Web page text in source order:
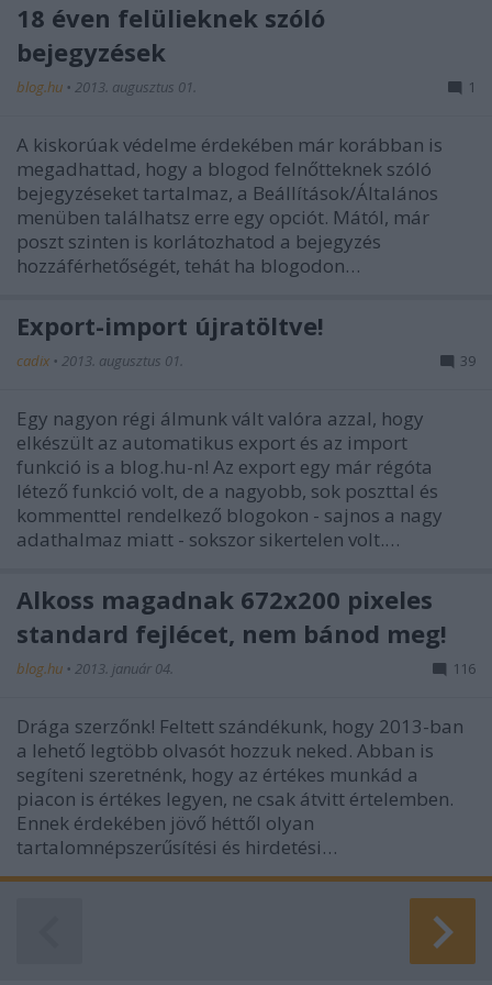
18 éven felülieknek szóló
bejegyzések
blog.hu • 2013. augusztus 01. 1
A kiskorúak védelme érdekében már korábban is
megadhattad, hogy a blogod felnőtteknek szóló
bejegyzéseket tartalmaz, a Beállítások/Általános
menüben találhatsz erre egy opciót. Mától, már
poszt szinten is korlátozhatod a bejegyzés
hozzáférhetőségét, tehát ha blogodon…
Export-import újratöltve!
cadix • 2013. augusztus 01. 39
Egy nagyon régi álmunk vált valóra azzal, hogy
elkészült az automatikus export és az import
funkció is a blog.hu-n! Az export egy már régóta
létező funkció volt, de a nagyobb, sok poszttal és
kommenttel rendelkező blogokon - sajnos a nagy
adathalmaz miatt - sokszor sikertelen volt.…
Alkoss magadnak 672x200 pixeles
standard fejlécet, nem bánod meg!
blog.hu • 2013. január 04. 116
Drága szerzőnk! Feltett szándékunk, hogy 2013-ban
a lehető legtöbb olvasót hozzuk neked. Abban is
segíteni szeretnénk, hogy az értékes munkád a
piacon is értékes legyen, ne csak átvitt értelemben.
Ennek érdekében jövő héttől olyan
tartalomnépszerűsítési és hirdetési…